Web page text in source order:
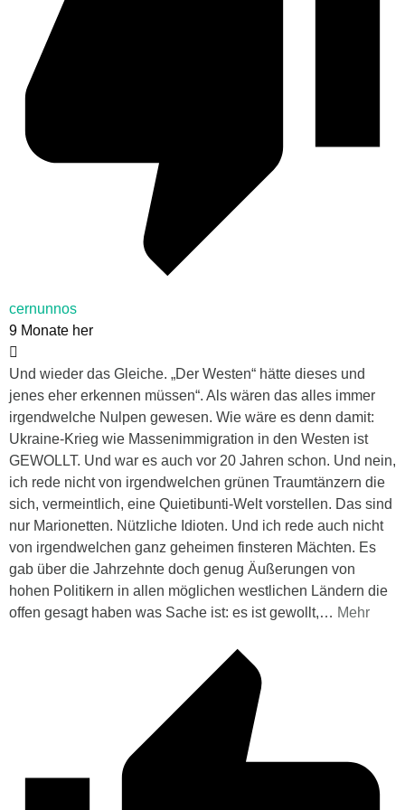
cernunnos
9 Monate her
Und wieder das Gleiche. „Der Westen“ hätte dieses und
jenes eher erkennen müssen“. Als wären das alles immer
irgendwelche Nulpen gewesen. Wie wäre es denn damit:
Ukraine-Krieg wie Massenimmigration in den Westen ist
GEWOLLT. Und war es auch vor 20 Jahren schon. Und nein,
ich rede nicht von irgendwelchen grünen Traumtänzern die
sich, vermeintlich, eine Quietibunti-Welt vorstellen. Das sind
nur Marionetten. Nützliche Idioten. Und ich rede auch nicht
von irgendwelchen ganz geheimen finsteren Mächten. Es
gab über die Jahrzehnte doch genug Äußerungen von
hohen Politikern in allen möglichen westlichen Ländern die
offen gesagt haben was Sache ist: es ist gewollt,… Mehr